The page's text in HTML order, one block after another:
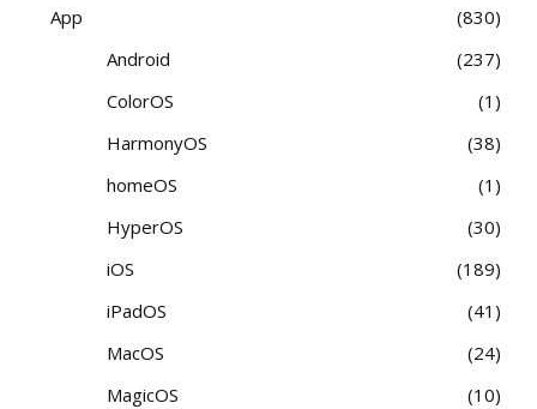
App
830
Android
237
ColorOS
1
HarmonyOS
38
homeOS
1
HyperOS
30
iOS
189
iPadOS
41
MacOS
24
MagicOS
10